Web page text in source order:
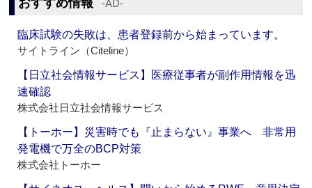
おすすめ情報 ‐AD‐
臨床試験の失敗は、患者登録前から始まっています。
サイトライン（Citeline）
【日立社会情報サービス】医療従事者が副作用情報を迅
速確認
株式会社日立社会情報サービス
【トーホー】災害時でも『止まらない』事業へ 非常用
発電機で万全のBCP対策
株式会社トーホー